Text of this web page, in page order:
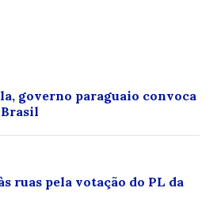
governo paraguaio convoca
ruas pela votação do PL da